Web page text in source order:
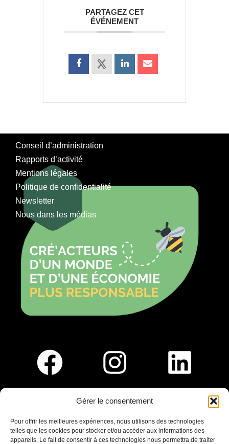
Gérer le consentement
Pour offrir les meilleures expériences, nous utilisons des technologies
telles que les cookies pour stocker et/ou accéder aux informations des
appareils. Le fait de consentir à ces technologies nous permettra de traiter
PARTAGEZ CET
ÉVÉNEMENT
Conseil d’administration
Rapports d’activité
Mentions légales
Politique de confidentialité
Newsletter
Nous dans les médias
Saint-Germain-En-Laye